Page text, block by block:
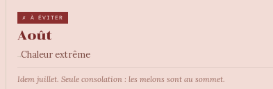
✗ À ÉVITER
Août
Chaleur extrême
Idem juillet. Seule consolation : les melons sont au sommet.